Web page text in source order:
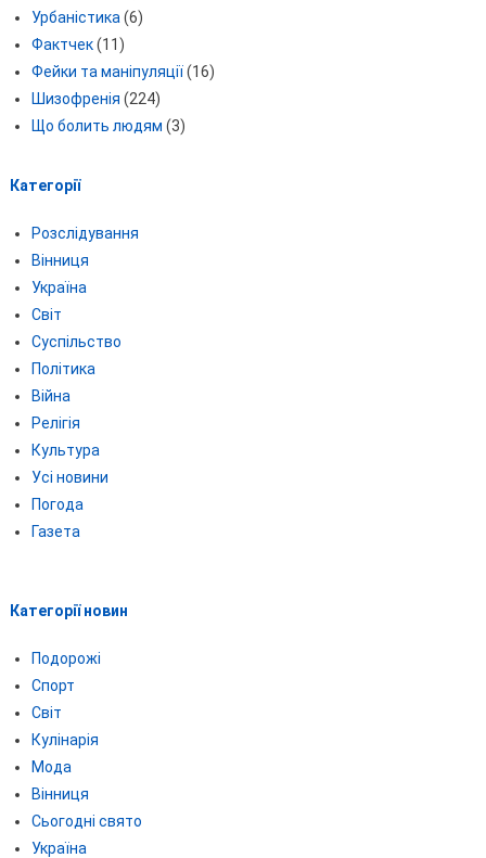
Урбаністика (6)
Фактчек(11)
Фейки та маніпуляції(16)
Шизофренія (224)
Що болить людям (3)
Категорії
Розслідування
Вінниця
Україна
Світ
Суспільство
Політика
Війна
Релігія
Культура
Усі новини
Погода
Газета
Категорії новин
Подорожі
Спорт
Світ
Кулінарія
Мода
Вінниця
Сьогодні свято
Україна